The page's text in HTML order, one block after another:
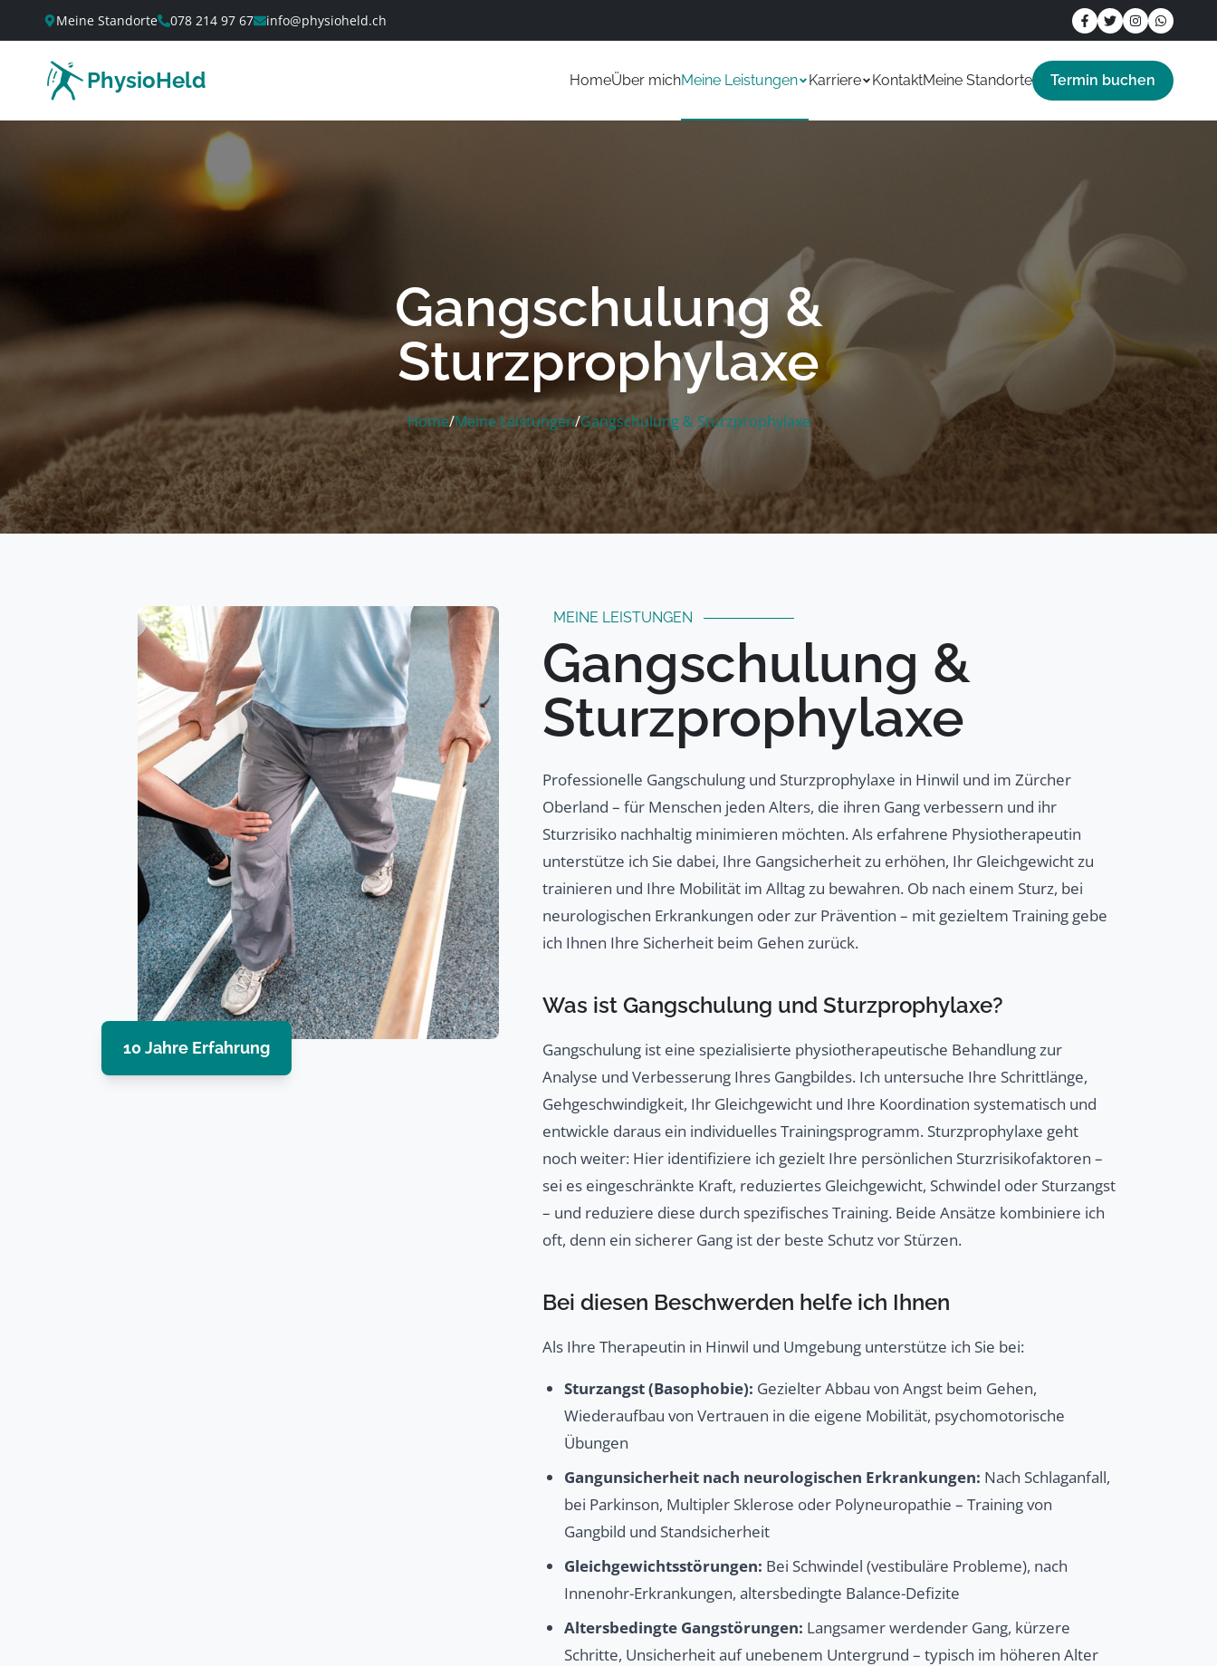
Meine Standorte 078 214 97 67 info@physioheld.ch
PhysioHeld HomeÜber michMeine Leistungen Karriere KontaktMeine Standorte Termin buchen
Gangschulung &
Sturzprophylaxe
Home/Meine Leistungen/Gangschulung & Sturzprophylaxe
10 Jahre Erfahrung
MEINE LEISTUNGEN
Gangschulung &
Sturzprophylaxe
Professionelle Gangschulung und Sturzprophylaxe in Hinwil und im Zürcher
Oberland – für Menschen jeden Alters, die ihren Gang verbessern und ihr
Sturzrisiko nachhaltig minimieren möchten. Als erfahrene Physiotherapeutin
unterstütze ich Sie dabei, Ihre Gangsicherheit zu erhöhen, Ihr Gleichgewicht zu
trainieren und Ihre Mobilität im Alltag zu bewahren. Ob nach einem Sturz, bei
neurologischen Erkrankungen oder zur Prävention – mit gezieltem Training gebe
ich Ihnen Ihre Sicherheit beim Gehen zurück.
Was ist Gangschulung und Sturzprophylaxe?
Gangschulung ist eine spezialisierte physiotherapeutische Behandlung zur
Analyse und Verbesserung Ihres Gangbildes. Ich untersuche Ihre Schrittlänge,
Gehgeschwindigkeit, Ihr Gleichgewicht und Ihre Koordination systematisch und
entwickle daraus ein individuelles Trainingsprogramm. Sturzprophylaxe geht
noch weiter: Hier identifiziere ich gezielt Ihre persönlichen Sturzrisikofaktoren –
sei es eingeschränkte Kraft, reduziertes Gleichgewicht, Schwindel oder Sturzangst
– und reduziere diese durch spezifisches Training. Beide Ansätze kombiniere ich
oft, denn ein sicherer Gang ist der beste Schutz vor Stürzen.
Bei diesen Beschwerden helfe ich Ihnen
Als Ihre Therapeutin in Hinwil und Umgebung unterstütze ich Sie bei:
Sturzangst (Basophobie): Gezielter Abbau von Angst beim Gehen,
Wiederaufbau von Vertrauen in die eigene Mobilität, psychomotorische
Übungen
Gangunsicherheit nach neurologischen Erkrankungen: Nach Schlaganfall,
bei Parkinson, Multipler Sklerose oder Polyneuropathie – Training von
Gangbild und Standsicherheit
Gleichgewichtsstörungen: Bei Schwindel (vestibuläre Probleme), nach
Innenohr-Erkrankungen, altersbedingte Balance-Defizite
Altersbedingte Gangstörungen: Langsamer werdender Gang, kürzere
Schritte, Unsicherheit auf unebenem Untergrund – typisch im höheren Alter